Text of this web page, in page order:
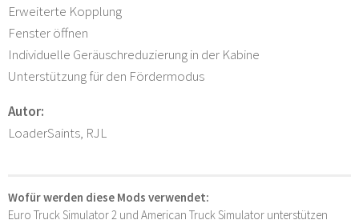
Erweiterte Kopplung
Fenster öffnen
Individuelle Geräuschreduzierung in der Kabine
Unterstützung für den Fördermodus
Autor:
LoaderSaints, RJL
Wofür werden diese Mods verwendet:
Euro Truck Simulator 2 und American Truck Simulator unterstützen